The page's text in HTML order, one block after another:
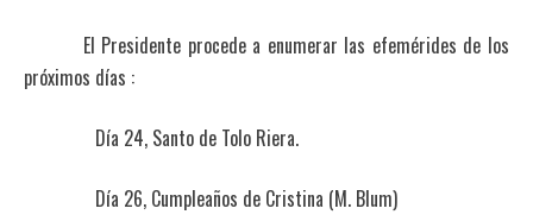
El Presidente procede a enumerar las efemérides de los
próximos días :
Día 24, Santo de Tolo Riera.
Día 26, Cumpleaños de Cristina (M. Blum)